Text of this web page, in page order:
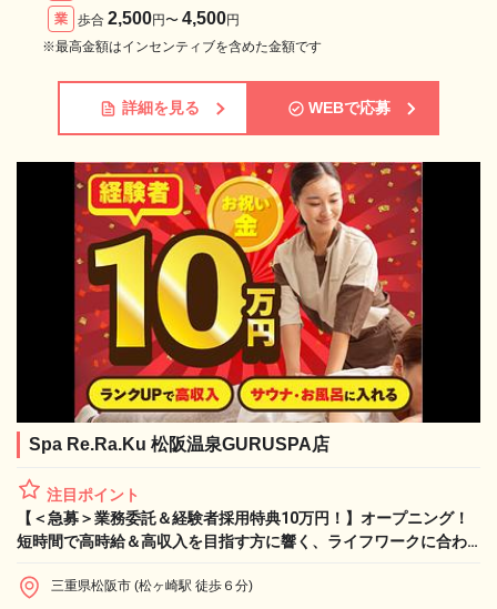
業
歩合 2,500円〜 4,500円
※最高金額はインセンティブを含めた金額です
詳細を見る WEBで応募
Spa Re.Ra.Ku 松阪温泉GURUSPA店
注目ポイント
【＜急募＞業務委託＆経験者採用特典10万円！】オープニング！
短時間で高時給＆高収入を目指す方に響く、ライフワークに合わ
三重県松阪市 (松ヶ崎駅 徒歩６分)